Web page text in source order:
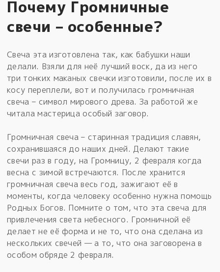
Почему Громничные
свечи – особенные?
Свеча эта изготовлена так, как бабушки наши
делали. Взяли для неё лучший воск, да из него
три тонких маканых свечки изготовили, после их в
косу переплели, вот и получилась громничная
свеча – символ мирового древа. За работой же
читала мастерица особый заговор.
Громничная свеча – старинная традиция славян,
сохранившаяся до наших дней. Делают такие
свечи раз в году, на Громницу, 2 февраля когда
весна с зимой встречаются. После хранится
громничная свеча весь год, зажигают её в
моменты, когда человеку особенно нужна помощь
Родных Богов. Помните о том, что эта свеча для
привлечения света небесного. Громничной её
делает не её форма и не то, что она сделана из
нескольких свечей — а то, что она заговорена в
особом обряде 2 февраля.